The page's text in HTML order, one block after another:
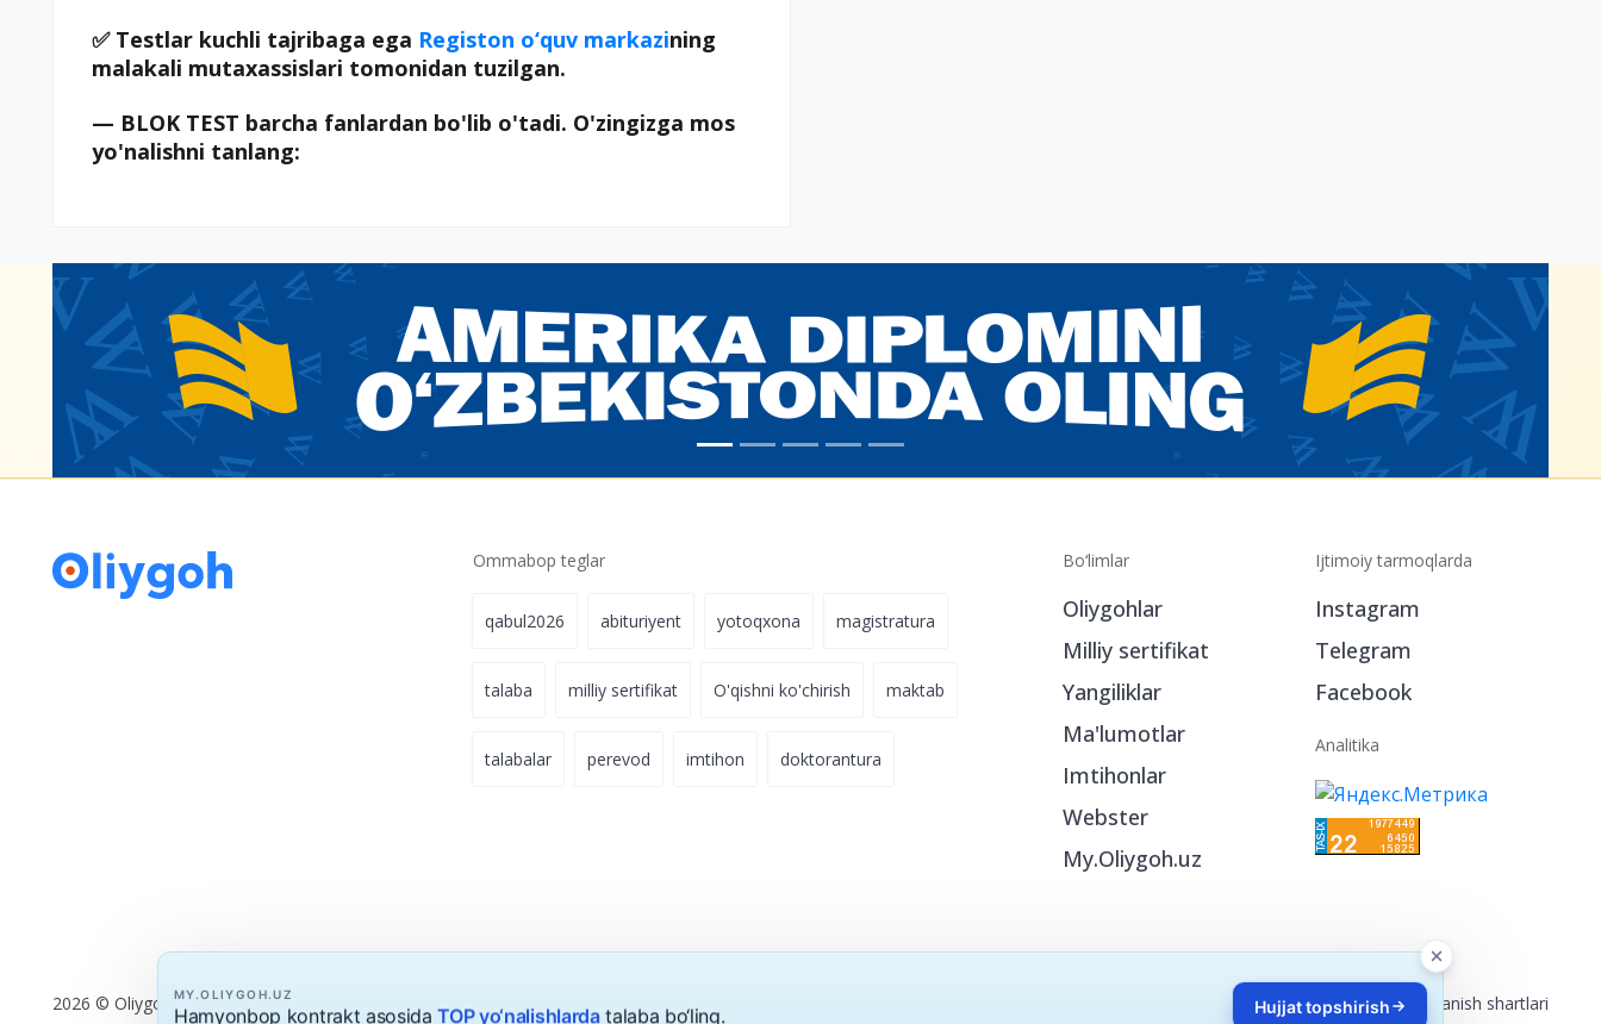
✅ Testlar kuchli tajribaga ega Registon o‘quv markazining
malakali mutaxassislari tomonidan tuzilgan.
— BLOK TEST barcha fanlardan bo'lib o'tadi. O'zingizga mos
yo'nalishni tanlang:
Ommabop teglar
qabul2026 abituriyent yotoqxona magistratura
talaba milliy sertifikat O'qishni ko'chirish maktab
talabalar perevod imtihon doktorantura
Bo‘limlar
Oliygohlar
Milliy sertifikat
Yangiliklar
Ma'lumotlar
Imtihonlar
Webster
My.Oliygoh.uz
Ijtimoiy tarmoqlarda
Instagram
Telegram
Facebook
Analitika
2026 © Oliygoh.uz, Barcha huquqlar himoyalangan Reklama/Foydalanish shartlari
MY.OLIYGOH.UZ
Hamyonbop kontrakt asosidaTOP yo‘nalishlardatalaba bo‘ling. Hujjat topshirish